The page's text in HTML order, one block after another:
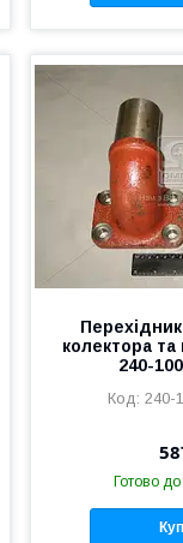
колектора
240-
240-
Готово